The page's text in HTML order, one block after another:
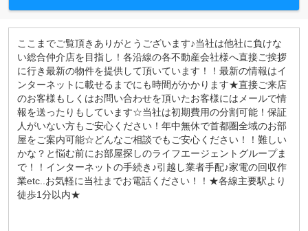
ここまでご覧頂きありがとうございます♪当社は他社に負けな
い総合仲介店を目指し！各沿線の各不動産会社様へ直接ご挨拶
に行き最新の物件を提供して頂いています！！最新の情報はイ
ンターネットに載せるまでにも時間がかかります★直接ご来店
のお客様もしくはお問い合わせを頂いたお客様にはメールで情
報を送ったりもしています☆当社は初期費用の分割可能！保証
人がいない方もご安心ください！年中無休で首都圏全域のお部
屋をご案内可能☆どんなご相談でもご安心ください！！難しい
かな？と悩む前にお部屋探しのライフエージェントグループま
で！！インターネットの手続き♪引越し業者手配♪家電の回収作
業etc..お気軽に当社までお電話ください！！★各線主要駅より
徒歩1分以内★